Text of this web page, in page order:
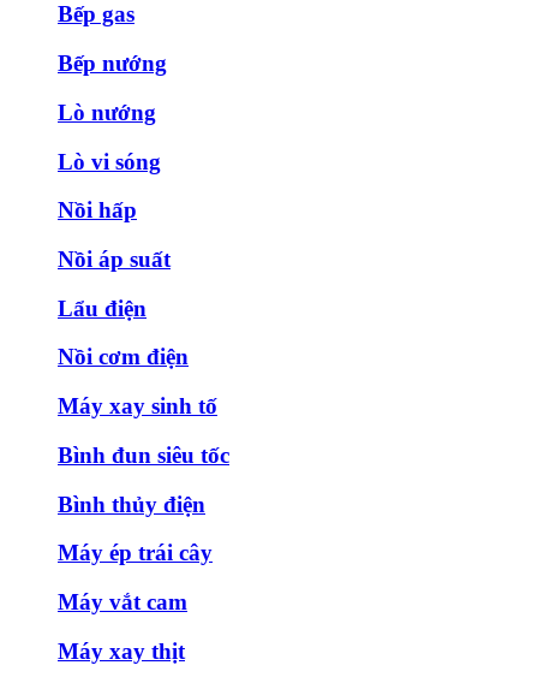
Bếp gas
Bếp nướng
Lò nướng
Lò vi sóng
Nồi hấp
Nồi áp suất
Lẩu điện
Nồi cơm điện
Máy xay sinh tố
Bình đun siêu tốc
Bình thủy điện
Máy ép trái cây
Máy vắt cam
Máy xay thịt